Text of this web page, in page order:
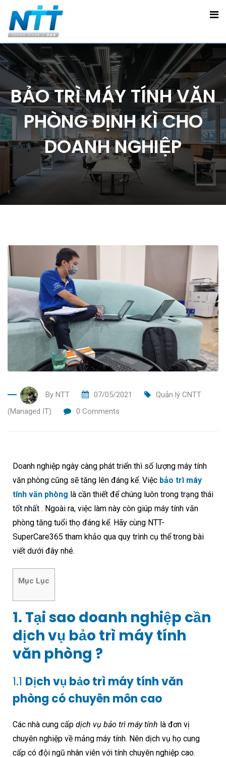
BẢO TRÌ MÁY TÍNH VĂN
PHÒNG ĐỊNH KÌ CHO
DOANH NGHIỆP
By NTT 07/05/2021
Quản lý CNTT
(Managed IT)
0 Comments
Doanh nghiệp ngày càng phát triển thì số lượng máy tính
văn phòng cũng sẽ tăng lên đáng kể. Việc bảo trì máy
tính văn phòng là cần thiết để chúng luôn trong trạng thái
tốt nhất . Ngoài ra, việc làm này còn giúp máy tính văn
phòng tăng tuổi thọ đáng kể. Hãy cùng NTT-
SuperCare365 tham khảo qua quy trình cụ thể trong bài
viết dưới đây nhé.
Mục Lục
1. Tại sao doanh nghiệp cần
dịch vụ bảo trì máy tính
văn phòng ?
1.1 Dịch vụ bảo trì máy tính văn
phòng có chuyên môn cao
Các nhà cung cấp dịch vụ bảo trì máy tính là đơn vị
chuyên nghiệp về mảng máy tính. Nên dịch vụ họ cung
cấp có đội ngũ nhân viên với tính chuyên nghiệp cao.